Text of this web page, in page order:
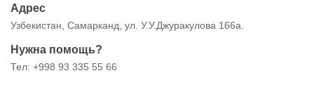
Адрес
Узбекистан, Самарканд, ул. У.У.Джуракулова 166а.
Нужна помощь?
Тел: +998 93 335 55 66